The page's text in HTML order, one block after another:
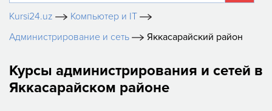
Kursi24.uz
Компьютер и IT
Администрирование и сеть
Яккасарайский район
Курсы администрирования и сетей в
Яккасарайском районе